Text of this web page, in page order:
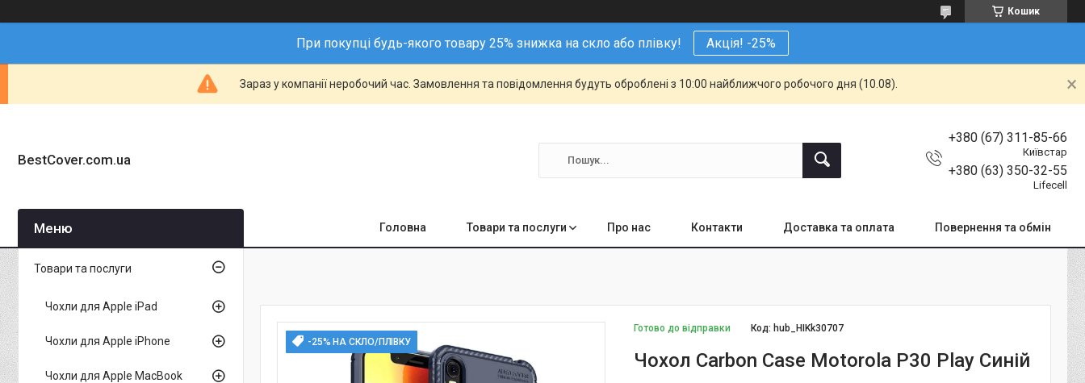
Кошик
При покупці будь-якого товару 25% знижка на скло або плівку! Акція! -25%
Зараз у компанії неробочий час. Замовлення та повідомлення будуть оброблені з 10:00 найближчого робочого дня (10.08).
BestCover.com.ua
+380 (67) 311-85-66
Київстар
+380 (63) 350-32-55
Lifecell
Головна Товари та послуги Про нас Контакти Доставка та оплата Повернення та обмін
-25% НА СКЛО/ПЛІВКУ
Готово до відправки Код: hub_HIKk30707
Чохол Carbon Case Motorola P30 Play Синій
Товари та послуги
Чохли для Apple iPad
Чохли для Apple iPhone
Чохли для Apple MacBook